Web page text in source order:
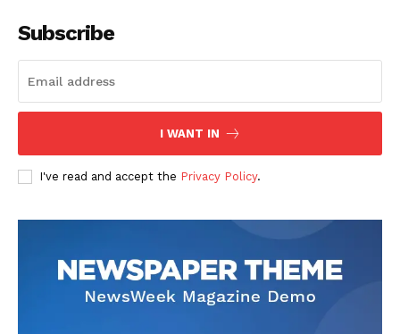
Subscribe
I WANT IN
I've read and accept the Privacy Policy.